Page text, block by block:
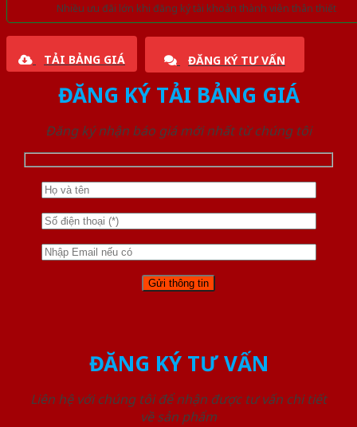
Nhiều ưu đãi lớn khi đăng ký tài khoản thành viên thân thiết
TẢI BẢNG GIÁ ĐĂNG KÝ TƯ VẤN
ĐĂNG KÝ TẢI BẢNG GIÁ
Đăng ký nhận báo giá mới nhất từ chúng tôi
ĐĂNG KÝ TƯ VẤN
Liên hệ với chúng tôi để nhận được tư vấn chi tiết
về sản phẩm